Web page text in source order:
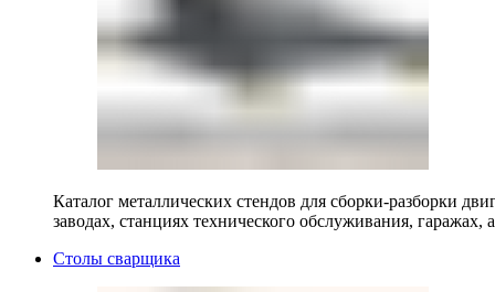
Каталог металлических стендов для сборки-разборки
заводах, станциях технического обслуживания, гаражах,
Столы сварщика